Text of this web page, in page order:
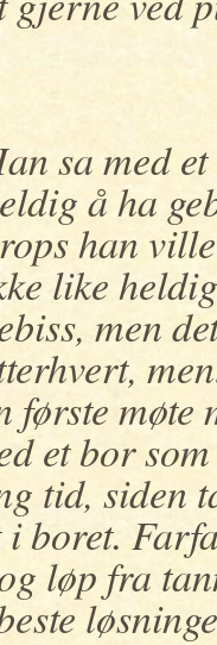
sa med
å ha
han
like
men
møte
et bor
tid, siden
boret.
løp fra